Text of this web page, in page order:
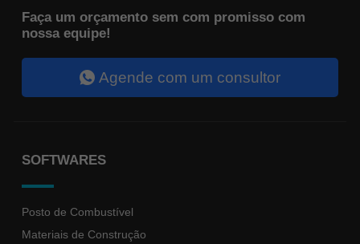
Faça um orçamento sem com promisso com
nossa equipe!
Agende com um consultor
SOFTWARES
Posto de Combustível
Materiais de Construção
do site.
Marketing
Ao compartilhar
seus